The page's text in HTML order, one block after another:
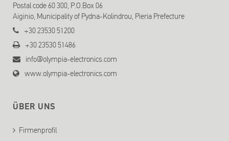
Postal code 60 300, P.O.Box 06
Aiginio, Municipality of Pydna-Kolindrou, Pieria Prefecture
+30 23530 51200
+30 23530 51486
info@olympia-electronics.com
www.olympia-electronics.com
ÜBER UNS
Firmenprofil